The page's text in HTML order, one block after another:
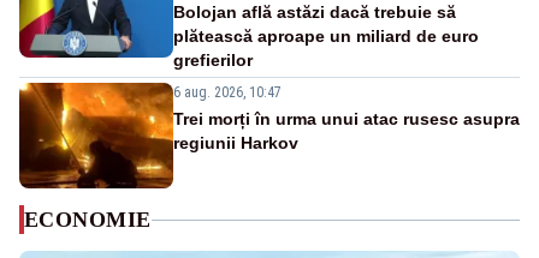
Bolojan află astăzi dacă trebuie să
plătească aproape un miliard de euro
grefierilor
6 aug. 2026, 10:47
Trei morți în urma unui atac rusesc asupra
regiunii Harkov
ECONOMIE